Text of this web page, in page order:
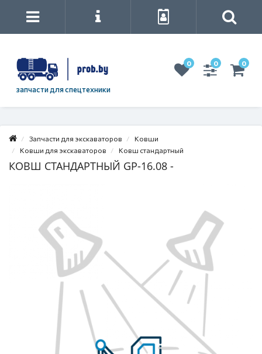
запчасти для спецтехники
0 0 0
Запчасти для экскаваторов
Ковши
Ковши для экскаваторов
Ковш стандартный
КОВШ СТАНДАРТНЫЙ GP-16.08 -